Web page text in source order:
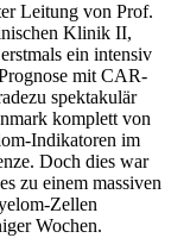
Leitung von Prof.
Klinik II,
ein intensiv
mit CAR-
spektakulär
komplett von
Indikatoren im
Doch dies war
zu einem massiven
Zellen
Wochen.